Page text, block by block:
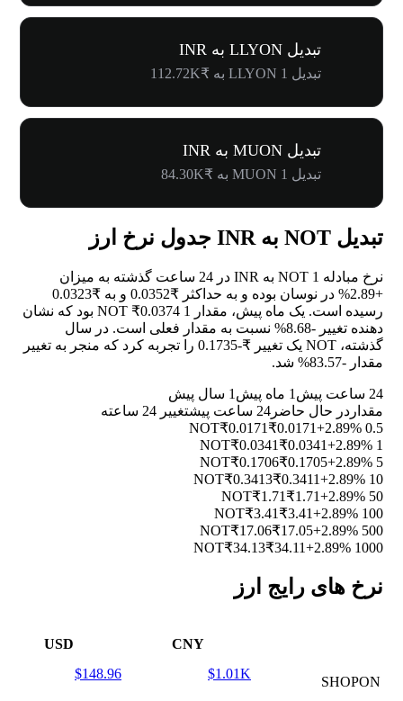
تبدیل LLYON به INR
تبدیل 1 LLYON به ₹112.72K
تبدیل MUON به INR
تبدیل 1 MUON به ₹84.30K
تبدیل NOT به INR جدول نرخ ارز
نرخ مبادله 1 NOT به INR در 24 ساعت گذشته به میزان
+2.89%
در نوسان بوده و به حداکثر ₹0.0352 و به ₹0.0323
رسیده است. یک ماه پیش، مقدار 1 NOT ₹0.0374 بود که نشان
دهنده تغییر -8.68%
نسبت به مقدار فعلی است. در سال
گذشته، NOT یک تغییر ₹-0.1735 را تجربه کرد که منجر به تغییر
مقدار -83.57% شد.
24 ساعت پیش 1 ماه پیش
1 سال پیش
مقدار در حال حاضر 24 ساعت پیش
تغییر 24 ساعته
0.5 NOT
₹0.0171 ₹0.0171+2.89%
1 NOT
₹0.0341 ₹0.0341+2.89%
5 NOT
₹0.1706₹0.1705+2.89%
10 NOT
₹0.3413₹0.3411+2.89%
50 NOT
₹1.71 ₹1.71+2.89%
100 NOT
₹3.41 ₹3.41+2.89%
500 NOT
₹17.06₹17.05+2.89%
1000 NOT
₹34.13₹34.11+2.89%
نرخ های رایج ارز
CNY
USD
SHOPON
$1.01K
$148.96